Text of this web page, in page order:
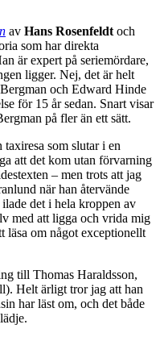
av Hans Rosenfeldt och
som har direkta
är expert på seriemördare,
ligger. Nej, det är helt
och Edward Hinde
för 15 år sedan. Snart visar
på fler än ett sätt.
som slutar i en
att det kom utan förvarning
– men trots att jag
när han återvände
det i hela kroppen av
med att ligga och vrida mig
läsa om något exceptionellt
till Thomas Haraldsson,
Helt ärligt tror jag att han
har läst om, och det både